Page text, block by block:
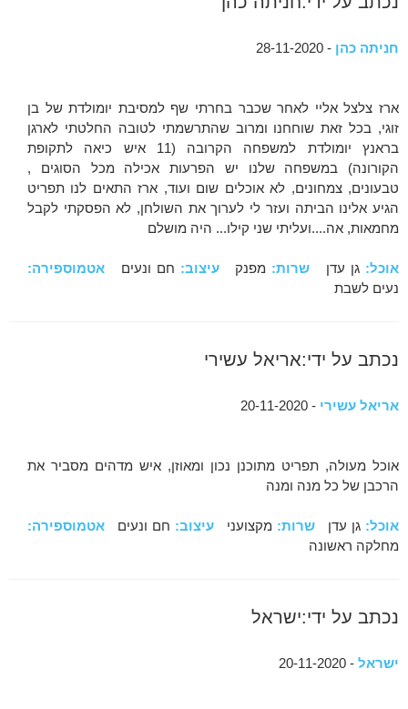
חניתה כהן - 28-11-2020
ארז צלצל אליי לאחר שכבר בחרתי שף למסיבת יומולדת של בן
זוגי, בכל זאת שוחחנו ומרוב שהתרשמתי לטובה החלטתי לארגן
בראנץ יומולדת למשפחה הקרובה (11 איש כיאה לתקופת
הקורונה) במשפחה שלנו יש הפרעות אכילה מכל הסוגים ,
טבעונים, צמחונים, לא אוכלים שום ועוד, ארז התאים לנו תפריט
הגיע אלינו הביתה ועזר לי לערוך את השולחן, לא הפסקתי לקבל
מחמאות, אה....ועליתי שני קילו... היה מושלם
אוכל: גן עדן שרות: מפנקעיצוב: חם ונעים אטמוספירה:
נעים לשבת
נכתב על ידי:אריאל עשירי
אריאל עשירי - 20-11-2020
אוכל מעולה, תפריט מתוכנן נכון ומאוזן, איש מדהים מסביר את
הרכבן של כל מנה ומנה
אוכל: גן עדן שרות: מקצועניעיצוב: חם ונעים אטמוספירה:
מחלקה ראשונה
נכתב על ידי:ישראל
ישראל - 20-11-2020